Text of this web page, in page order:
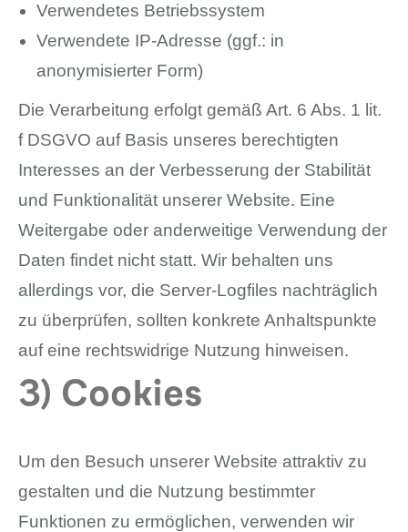
Verwendetes Betriebssystem
Verwendete IP-Adresse (ggf.: in
anonymisierter Form)
Die Verarbeitung erfolgt gemäß Art. 6 Abs. 1 lit.
f DSGVO auf Basis unseres berechtigten
Interesses an der Verbesserung der Stabilität
und Funktionalität unserer Website. Eine
Weitergabe oder anderweitige Verwendung der
Daten findet nicht statt. Wir behalten uns
allerdings vor, die Server-Logfiles nachträglich
zu überprüfen, sollten konkrete Anhaltspunkte
auf eine rechtswidrige Nutzung hinweisen.
3) Cookies
Um den Besuch unserer Website attraktiv zu
gestalten und die Nutzung bestimmter
Funktionen zu ermöglichen, verwenden wir